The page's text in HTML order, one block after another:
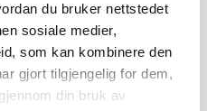
du bruker nettstedet
sosiale medier,
som kan kombinere den
gjort tilgjengelig for dem,
din bruk av